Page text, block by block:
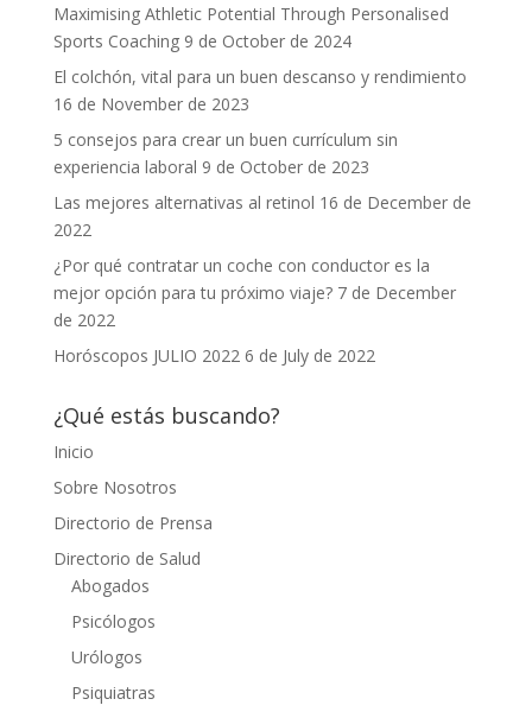
Maximising Athletic Potential Through Personalised
Sports Coaching 9 de October de 2024
El colchón, vital para un buen descanso y rendimiento
16 de November de 2023
5 consejos para crear un buen currículum sin
experiencia laboral 9 de October de 2023
Las mejores alternativas al retinol 16 de December de
2022
¿Por qué contratar un coche con conductor es la
mejor opción para tu próximo viaje? 7 de December
de 2022
Horóscopos JULIO 2022 6 de July de 2022
¿Qué estás buscando?
Inicio
Sobre Nosotros
Directorio de Prensa
Directorio de Salud
Abogados
Psicólogos
Urólogos
Psiquiatras